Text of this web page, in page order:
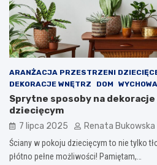
ARANŻACJA PRZESTRZENI
DEKORACJE WNĘTRZ
DOM
Sprytne sposoby na dekoracje
dziecięcym
7 lipca 2025 Renata Bukowska
Ściany w pokoju dziecięcym to nie tylko
płótno pełne możliwości! Pamiętam,…